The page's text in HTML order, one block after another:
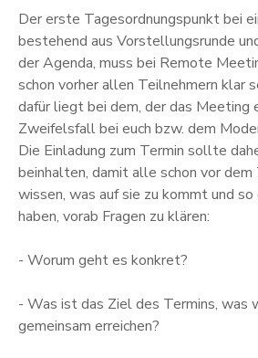
Der erste Tagesordnungspunkt bei
bestehend aus Vorstellungsrunde
der Agenda, muss bei Remote
schon vorher allen Teilnehmern klar
dafür liegt bei dem, der das Meeting
Zweifelsfall bei euch bzw. dem
Die Einladung zum Termin sollte
beinhalten, damit alle schon vor dem
wissen, was auf sie zu kommt und
haben, vorab Fragen zu klären:
- Worum geht es konkret?
- Was ist das Ziel des Termins, was
gemeinsam erreichen?